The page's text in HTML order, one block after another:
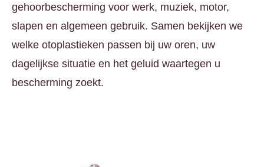
gehoorbescherming voor werk, muziek, motor,
slapen en algemeen gebruik. Samen bekijken we
welke otoplastieken passen bij uw oren, uw
dagelijkse situatie en het geluid waartegen u
bescherming zoekt.